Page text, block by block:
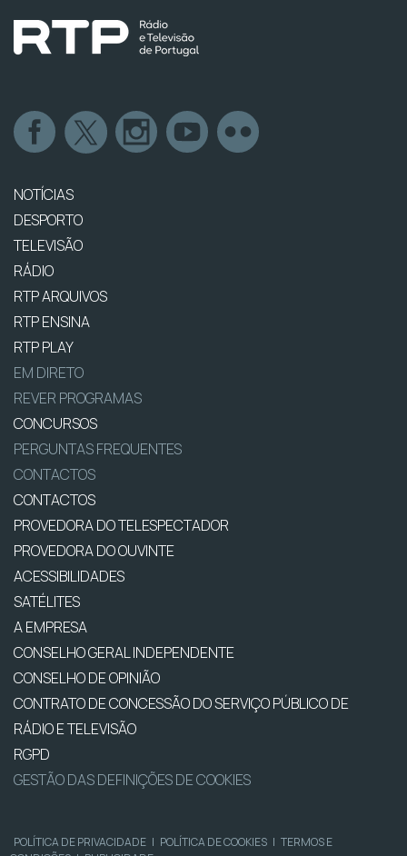
NOTÍCIAS
DESPORTO
TELEVISÃO
RÁDIO
RTP ARQUIVOS
RTP ENSINA
RTP PLAY
EM DIRETO
REVER PROGRAMAS
CONCURSOS
PERGUNTAS FREQUENTES
CONTACTOS
CONTACTOS
PROVEDORA DO TELESPECTADOR
PROVEDORA DO OUVINTE
ACESSIBILIDADES
SATÉLITES
A EMPRESA
CONSELHO GERAL INDEPENDENTE
CONSELHO DE OPINIÃO
CONTRATO DE CONCESSÃO DO SERVIÇO PÚBLICO DE
RÁDIO E TELEVISÃO
RGPD
GESTÃO DAS DEFINIÇÕES DE COOKIES
POLÍTICA DE PRIVACIDADE | POLÍTICA DE COOKIES | TERMOS E